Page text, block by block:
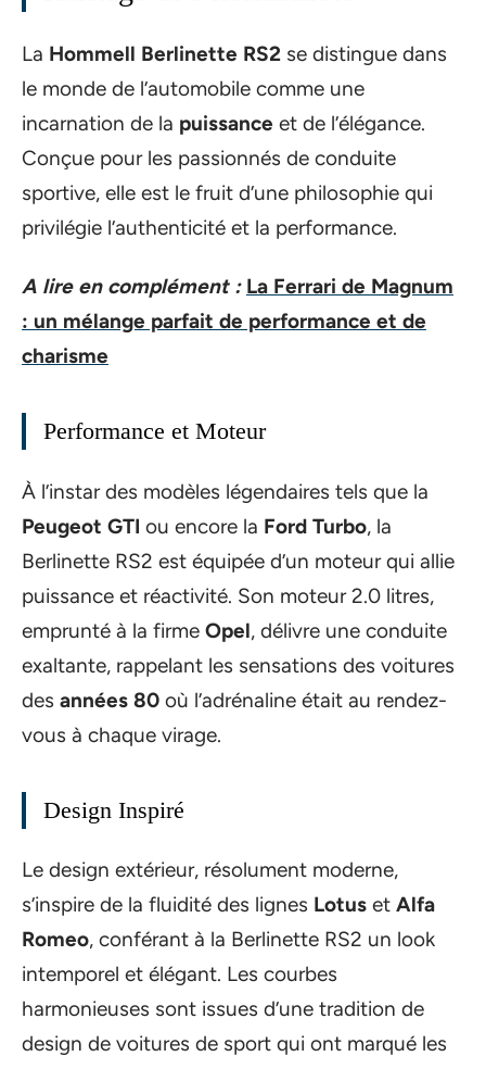
La Hommell Berlinette RS2 se distingue dans
le monde de l’automobile comme une
incarnation de la puissance et de l’élégance.
Conçue pour les passionnés de conduite
sportive, elle est le fruit d’une philosophie qui
privilégie l’authenticité et la performance.
A lire en complément : La Ferrari de Magnum
: un mélange parfait de performance et de
charisme
Performance et Moteur
À l’instar des modèles légendaires tels que la
Peugeot GTI ou encore la Ford Turbo, la
Berlinette RS2 est équipée d’un moteur qui allie
puissance et réactivité. Son moteur 2.0 litres,
emprunté à la firme Opel, délivre une conduite
exaltante, rappelant les sensations des voitures
des années 80 où l’adrénaline était au rendez-
vous à chaque virage.
Design Inspiré
Le design extérieur, résolument moderne,
s’inspire de la fluidité des lignes Lotus et Alfa
Romeo, conférant à la Berlinette RS2 un look
intemporel et élégant. Les courbes
harmonieuses sont issues d’une tradition de
design de voitures de sport qui ont marqué les